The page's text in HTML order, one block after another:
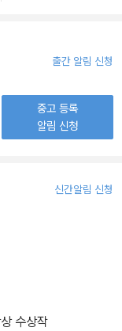
출간 알림 신청
중고 등록
알림 신청
신간알림 신청
수상작